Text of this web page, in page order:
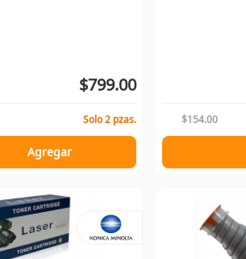
$799.00
Solo 2 pzas.
Agregar
$154.00